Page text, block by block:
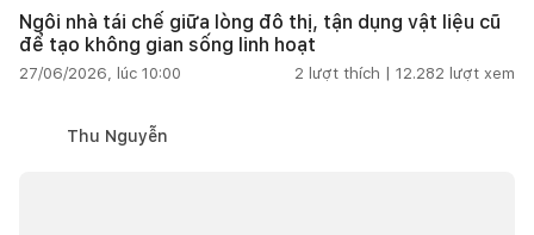
Ngôi nhà tái chế giữa lòng đô thị, tận dụng vật liệu cũ
để tạo không gian sống linh hoạt
27/06/2026, lúc 10:00 2 lượt thích | 12.282 lượt xem
Thu Nguyễn